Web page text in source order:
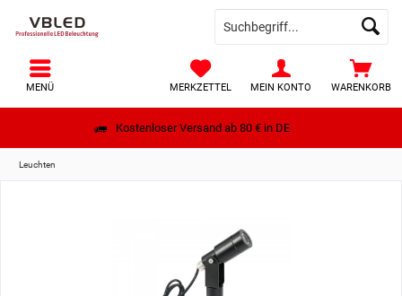
Kostenloser Versand ab 80 € in DE
WARENKORB
MERKZETTEL MEIN KONTO
MENÜ
Leuchten